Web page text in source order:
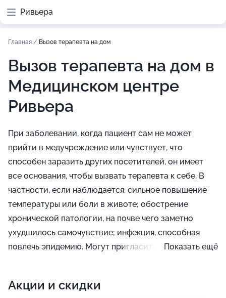
Ривьера
Главная / Вызов терапевта на дом
Вызов терапевта на дом в
Медицинском центре
Ривьера
При заболевании, когда пациент сам не может
прийти в медучреждение или чувствует, что
способен заразить других посетителей, он имеет
все основания, чтобы вызвать терапевта к себе. В
частности, если наблюдается: сильное повышение
температуры или боли в животе; обострение
хронической патологии, на почве чего заметно
ухудшилось самочувствие; инфекция, способная
повлечь эпидемию. Могут пригласить специалиста
Приехав, врач проводит осмотр и дает оценку
Показать ещё
Акции и скидки